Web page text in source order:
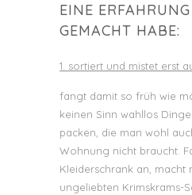
EINE
GEMACHT HABE:
1. sortiert und mistet erst
fangt damit so früh wie
keinen Sinn wahllos
packen, die man wohl
Wohnung nicht braucht.
Kleiderschrank an, macht
ungeliebten Krimskrams-